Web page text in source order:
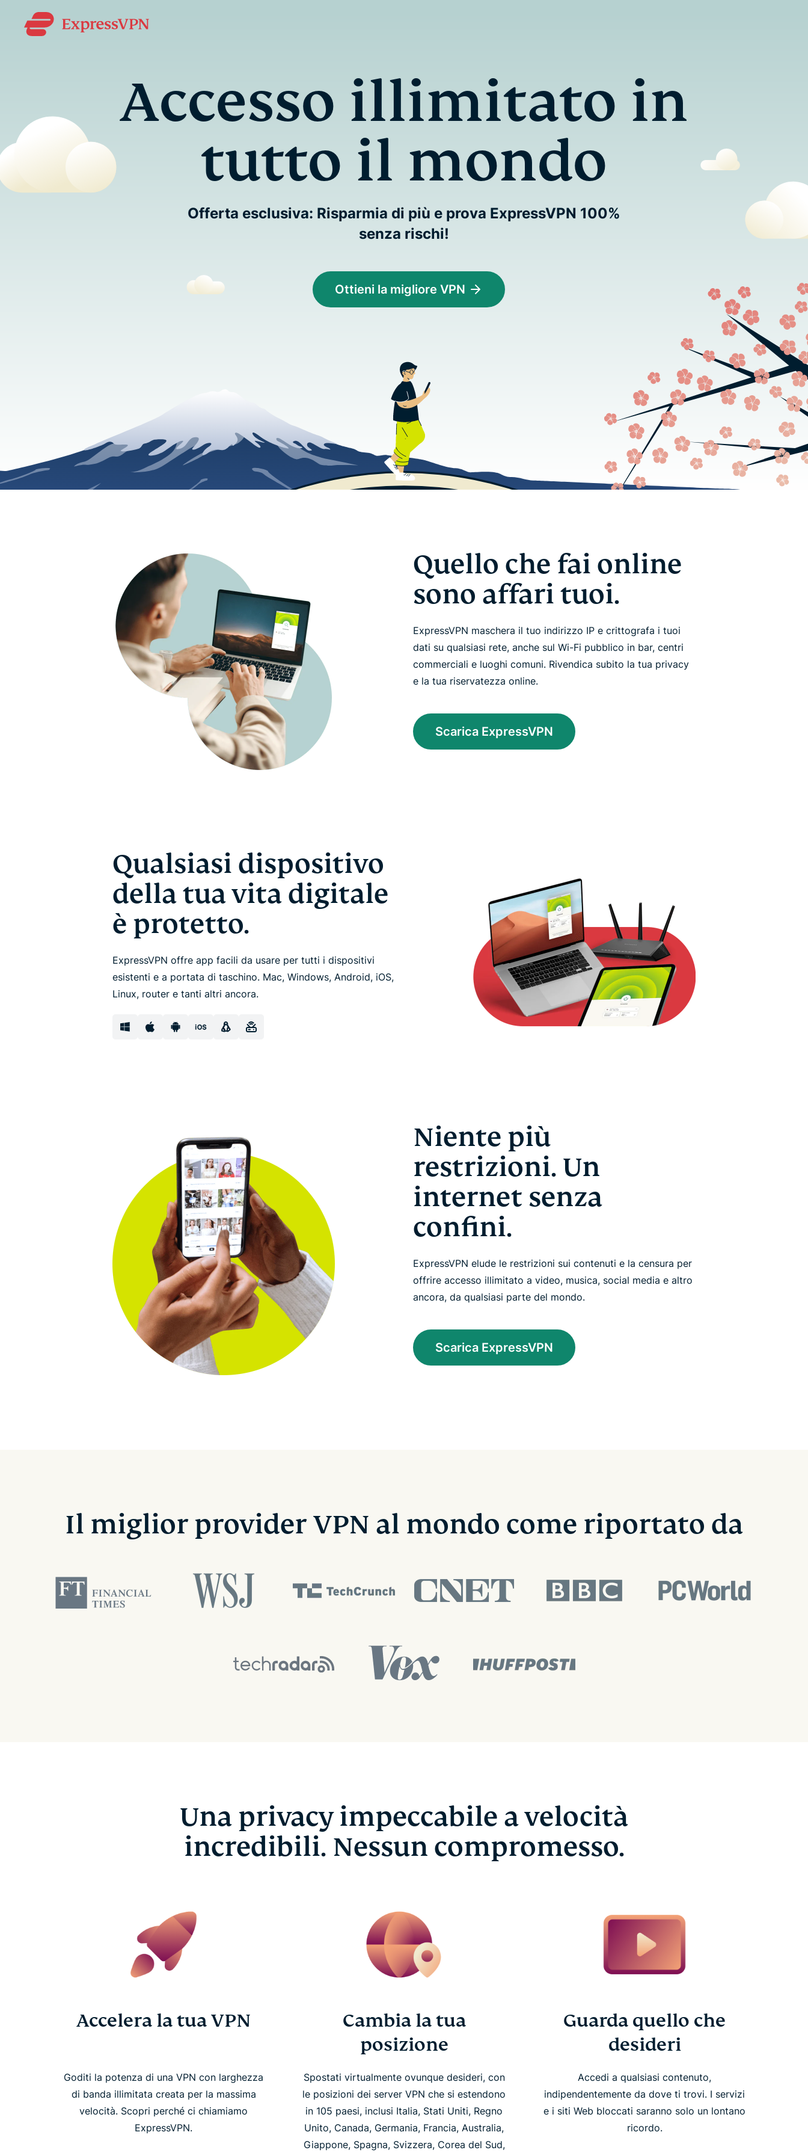
Accesso illimitato in
tutto il mondo
Offerta esclusiva: Risparmia di più e prova ExpressVPN 100%
senza rischi!
Ottieni la migliore VPN
Quello che fai online
sono affari tuoi.
ExpressVPN maschera il tuo indirizzo IP e crittografa i tuoi
dati su qualsiasi rete, anche sul Wi-Fi pubblico in bar, centri
commerciali e luoghi comuni. Rivendica subito la tua privacy
e la tua riservatezza online.
Scarica ExpressVPN
Qualsiasi dispositivo
della tua vita digitale
è protetto.
ExpressVPN offre app facili da usare per tutti i dispositivi
esistenti e a portata di taschino. Mac, Windows, Android, iOS,
Linux, router e tanti altri ancora.
Niente più
restrizioni. Un
internet senza
confini.
ExpressVPN elude le restrizioni sui contenuti e la censura per
offrire accesso illimitato a video, musica, social media e altro
ancora, da qualsiasi parte del mondo.
Scarica ExpressVPN
Il miglior provider VPN al mondo come riportato da
Una privacy impeccabile a velocità
incredibili. Nessun compromesso.
Accelera la tua VPN
Goditi la potenza di una VPN con larghezza
di banda illimitata creata per la massima
velocità. Scopri perché ci chiamiamo
ExpressVPN.
Cambia la tua
posizione
Spostati virtualmente ovunque desideri, con
le posizioni dei server VPN che si estendono
in 105 paesi, inclusi Italia, Stati Uniti, Regno
Unito, Canada, Germania, Francia, Australia,
Giappone, Spagna, Svizzera, Corea del Sud,
Guarda quello che
desideri
Accedi a qualsiasi contenuto,
indipendentemente da dove ti trovi. I servizi
e i siti Web bloccati saranno solo un lontano
ricordo.